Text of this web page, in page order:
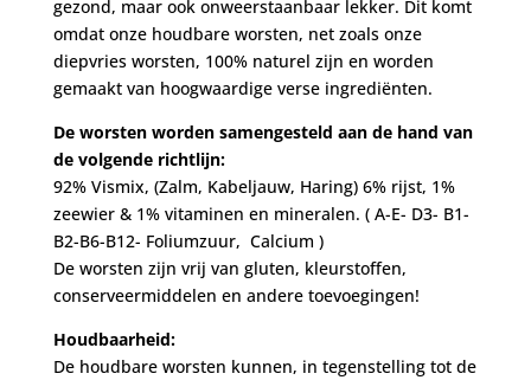
gezond, maar ook onweerstaanbaar lekker. Dit komt
omdat onze houdbare worsten, net zoals onze
diepvries worsten, 100% naturel zijn en worden
gemaakt van hoogwaardige verse ingrediënten.
De worsten worden samengesteld aan de hand van
de volgende richtlijn:
92% Vismix, (Zalm, Kabeljauw, Haring) 6% rijst, 1%
zeewier & 1% vitaminen en mineralen. ( A-E- D3- B1-
B2-B6-B12- Foliumzuur, Calcium )
De worsten zijn vrij van gluten, kleurstoffen,
conserveermiddelen en andere toevoegingen!
Houdbaarheid:
De houdbare worsten kunnen, in tegenstelling tot de